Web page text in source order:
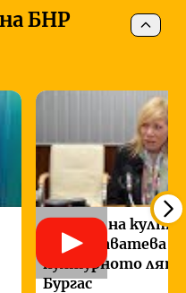
БНР
100лица на
Диана Саватева за
културното
Бургас